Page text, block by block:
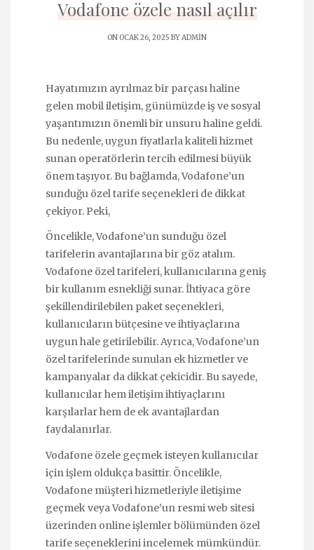
Vodafone özele nasıl açılır
ON OCAK 26, 2025 BYADMIN
Hayatımızın ayrılmaz bir parçası haline
gelen mobil iletişim, günümüzde iş ve sosyal
yaşantımızın önemli bir unsuru haline geldi.
Bu nedenle, uygun fiyatlarla kaliteli hizmet
sunan operatörlerin tercih edilmesi büyük
önem taşıyor. Bu bağlamda, Vodafone’un
sunduğu özel tarife seçenekleri de dikkat
çekiyor. Peki,
Öncelikle, Vodafone’un sunduğu özel
tarifelerin avantajlarına bir göz atalım.
Vodafone özel tarifeleri, kullanıcılarına geniş
bir kullanım esnekliği sunar. İhtiyaca göre
şekillendirilebilen paket seçenekleri,
kullanıcıların bütçesine ve ihtiyaçlarına
uygun hale getirilebilir. Ayrıca, Vodafone’un
özel tarifelerinde sunulan ek hizmetler ve
kampanyalar da dikkat çekicidir. Bu sayede,
kullanıcılar hem iletişim ihtiyaçlarını
karşılarlar hem de ek avantajlardan
faydalanırlar.
Vodafone özele geçmek isteyen kullanıcılar
için işlem oldukça basittir. Öncelikle,
Vodafone müşteri hizmetleriyle iletişime
geçmek veya Vodafone’un resmi web sitesi
üzerinden online işlemler bölümünden özel
tarife seçeneklerini incelemek mümkündür.